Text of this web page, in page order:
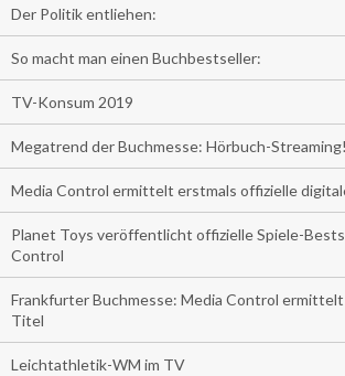
Der Politik entliehen:
So macht man einen Buchbestseller:
TV-Konsum 2019
Megatrend der Buchmesse: Hörbuch-Streaming!
Media Control ermittelt erstmals offizielle
Planet Toys veröffentlicht offizielle Spiele-
Control
Frankfurter Buchmesse: Media Control
Titel
Leichtathletik-WM im TV